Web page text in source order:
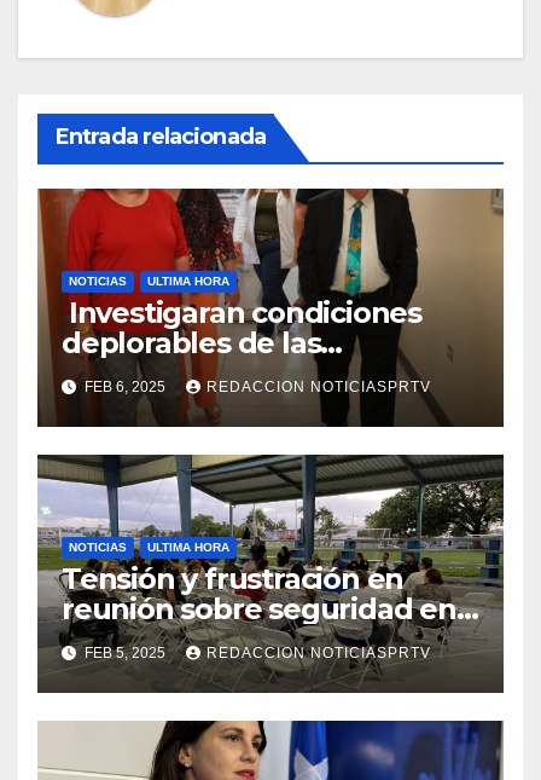
Entrada relacionada
NOTICIAS ULTIMA HORA
Investigaran condiciones
deplorables de las
facilidades el Departamento
de la Salud en Mayagüez
FEB 6, 2025 REDACCION NOTICIASPRTV
NOTICIAS ULTIMA HORA
Tensión y frustración en
reunión sobre seguridad en
Reparto Metropolitano
FEB 5, 2025 REDACCION NOTICIASPRTV